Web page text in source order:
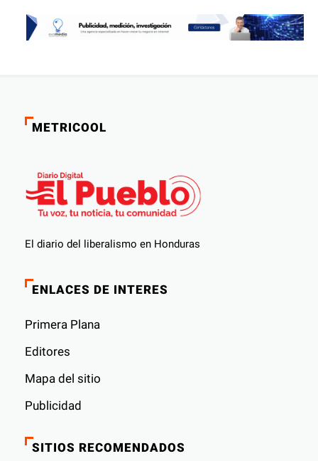
METRICOOL
El diario del liberalismo en Honduras
ENLACES DE INTERES
Primera Plana
Editores
Mapa del sitio
Publicidad
SITIOS RECOMENDADOS